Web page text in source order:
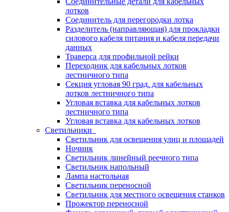
лотков
Соединитель для перегородки лотка
Разделитель (направляющая) для прокладки
силового кабеля питания и кабеля передачи
данных
Траверса для профильной рейки
Переходник для кабельных лотков
лестничного типа
Секция угловая 90 град. для кабельных
лотков лестничного типа
Угловая вставка для кабельных лотков
лестничного типа
Угловая вставка для кабельных лотков
Светильники
Светильник для освещения улиц и площадей
Ночник
Светильник линейный реечного типа
Светильник напольный
Лампа настольная
Светильник переносной
Светильник для местного освещения станков
Прожектор переносной